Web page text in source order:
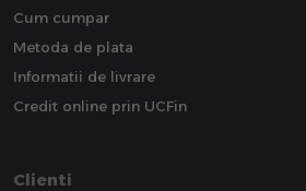
Cum cumpar
Metoda de plata
Informatii de livrare
Credit online prin UCFin
Clienti